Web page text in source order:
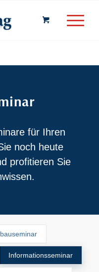
für Ihren
noch heute
profitieren Sie
Informationsseminar